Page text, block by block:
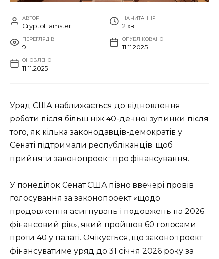
АВТОР
CryptoHamster
НА ЧИТАННЯ
2 хв
ПЕРЕГЛЯДІВ
9
ОПУБЛІКОВАНО
11.11.2025
ОНОВЛЕНО
11.11.2025
Уряд США наближається до відновлення
роботи після більш ніж 40-денної зупинки після
того, як кілька законодавців-демократів у
Сенаті підтримали республіканців, щоб
прийняти законопроект про фінансування.
У понеділок Сенат США пізно ввечері провів
голосування за законопроект «щодо
продовження асигнувань і подовжень на 2026
фінансовий рік», який пройшов 60 голосами
проти 40 у палаті. Очікується, що законопроект
фінансуватиме уряд до 31 січня 2026 року за